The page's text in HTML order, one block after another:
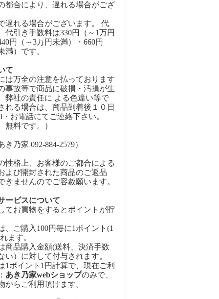
都合により、遅れる場合がござ
遅れる場合がございます。 代
代引き手数料は330円（～1万円
円（～3万円未満）・660円
満）です。
て
は万全の注意を払っております
事故等で商品に破損・汚損が生
弊社の責任に よる色違い等で
れる場合は、商品到着後１０日
・お電話にてご連絡下さい。
無料です。）
乃家 092-884-2579）
性格上、お客様のご都合による
よび開封された商品のご返品
きませんのでご容赦願います。
ービスについて
てお買物をするとポイントが貯
ご購入100円毎に1ポイント(1
ます。
商品購入金額(送料、決済手数
い）に対して付与されます。
ポイント1円計算で、現在ご利
あき乃家webショップのみで、
からご利用頂けます。